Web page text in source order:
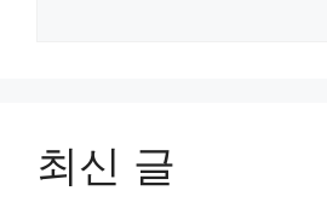
최신 글